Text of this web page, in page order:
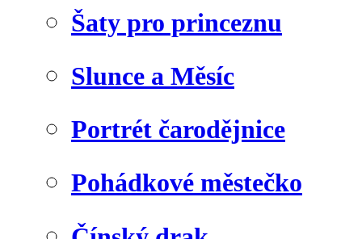
Šaty pro princeznu
Slunce a Měsíc
Portrét čarodějnice
Pohádkové městečko